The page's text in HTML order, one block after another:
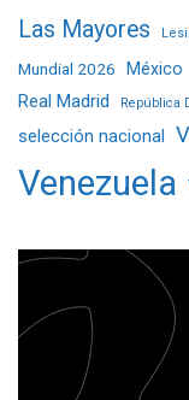
Las Mayores
Mundial 2026 México
Real Madrid República
selección nacional
Venezuela